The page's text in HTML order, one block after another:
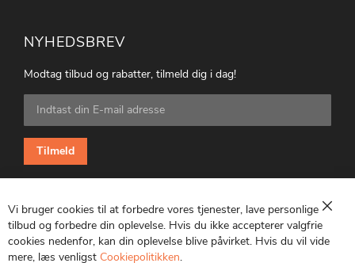
NYHEDSBREV
Modtag tilbud og rabatter, tilmeld dig i dag!
Tilmeld
dig
vores
nyhedsbrev:
Tilmeld
CVR: 25847369
Luk
Vi bruger cookies til at forbedre vores tjenester, lave personlige
tilbud og forbedre din oplevelse. Hvis du ikke accepterer valgfrie
cookies nedenfor, kan din oplevelse blive påvirket. Hvis du vil vide
mere, læs venligst Cookiepolitikken.